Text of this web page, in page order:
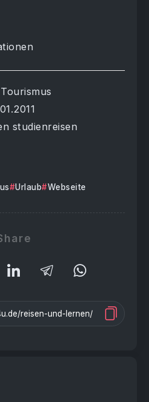
studienreisen
Urlaub Webseite